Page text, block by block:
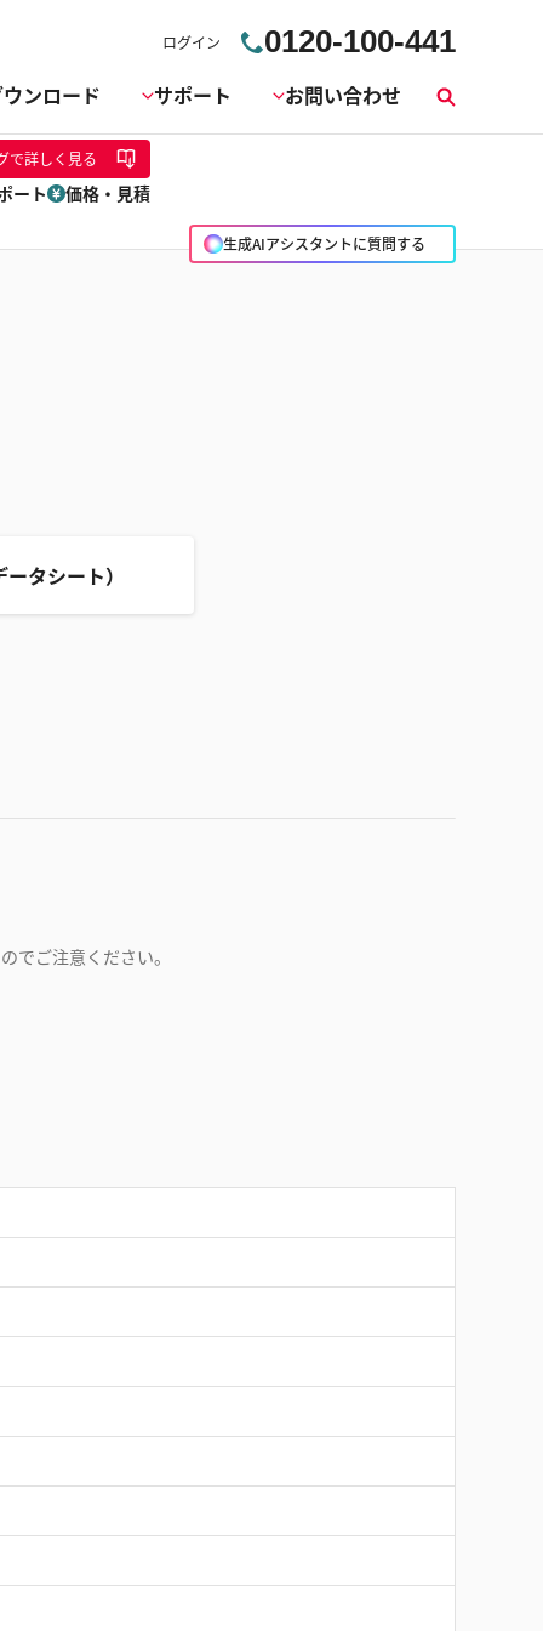
ログイン 0120-100-441
ンロード サポート お問い合わせ
索
生成AIアシスタントに質問する
で詳しく見る
ート 価格・見積
タシート）
でご注意ください。